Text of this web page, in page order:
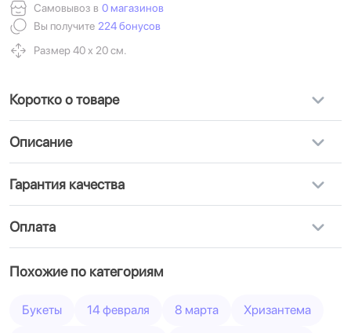
Самовывоз в 0 магазинов
Вы получите 224 бонусов
Размер 40 х 20 см.
Коротко о товаре
Описание
Гарантия качества
Оплата
Похожие по категориям
Букеты 14 февраля 8 марта Хризантема